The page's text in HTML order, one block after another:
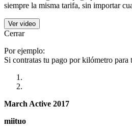
siempre la misma tarifa, sin importar
Ver video
Cerrar
Por ejemplo:
Si contratas tu pago por kilómetro para
March Active 2017
miituo